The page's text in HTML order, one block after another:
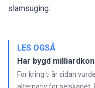
slamsuging.
LES OGSÅ
Har bygd
For kring ti år sidan